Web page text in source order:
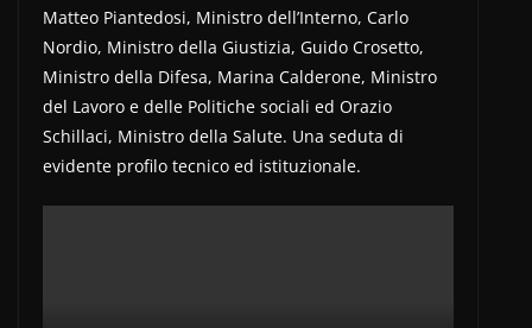
Matteo Piantedosi, Ministro dell’Interno, Carlo
Nordio, Ministro della Giustizia, Guido Crosetto,
Ministro della Difesa, Marina Calderone, Ministro
del Lavoro e delle Politiche sociali ed Orazio
Schillaci, Ministro della Salute. Una seduta di
evidente profilo tecnico ed istituzionale.